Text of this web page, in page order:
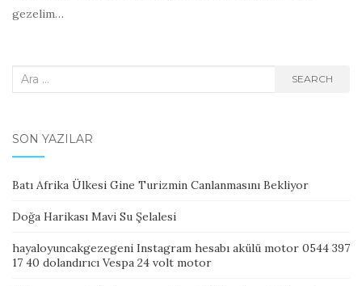
gezelim…
Search
SEARCH
SON YAZILAR
Batı Afrika Ülkesi Gine Turizmin Canlanmasını Bekliyor
Doğa Harikası Mavi Su Şelalesi
hayaloyuncakgezegeni Instagram hesabı akülü motor 0544 397
17 40 dolandırıcı Vespa 24 volt motor